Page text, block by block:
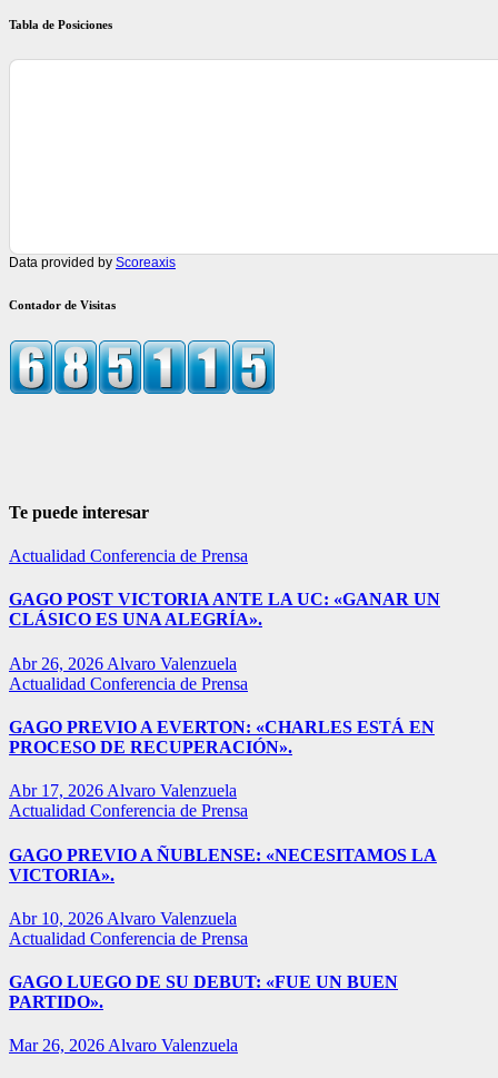
Tabla de Posiciones
Data provided by Scoreaxis
Contador de Visitas
Te puede interesar
Actualidad Conferencia de Prensa
GAGO POST VICTORIA ANTE LA UC: «GANAR UN
CLÁSICO ES UNA ALEGRÍA».
Abr 26, 2026 Alvaro Valenzuela
Actualidad Conferencia de Prensa
GAGO PREVIO A EVERTON: «CHARLES ESTÁ EN
PROCESO DE RECUPERACIÓN».
Abr 17, 2026 Alvaro Valenzuela
Actualidad Conferencia de Prensa
GAGO PREVIO A ÑUBLENSE: «NECESITAMOS LA
VICTORIA».
Abr 10, 2026 Alvaro Valenzuela
Actualidad Conferencia de Prensa
GAGO LUEGO DE SU DEBUT: «FUE UN BUEN
PARTIDO».
Mar 26, 2026 Alvaro Valenzuela